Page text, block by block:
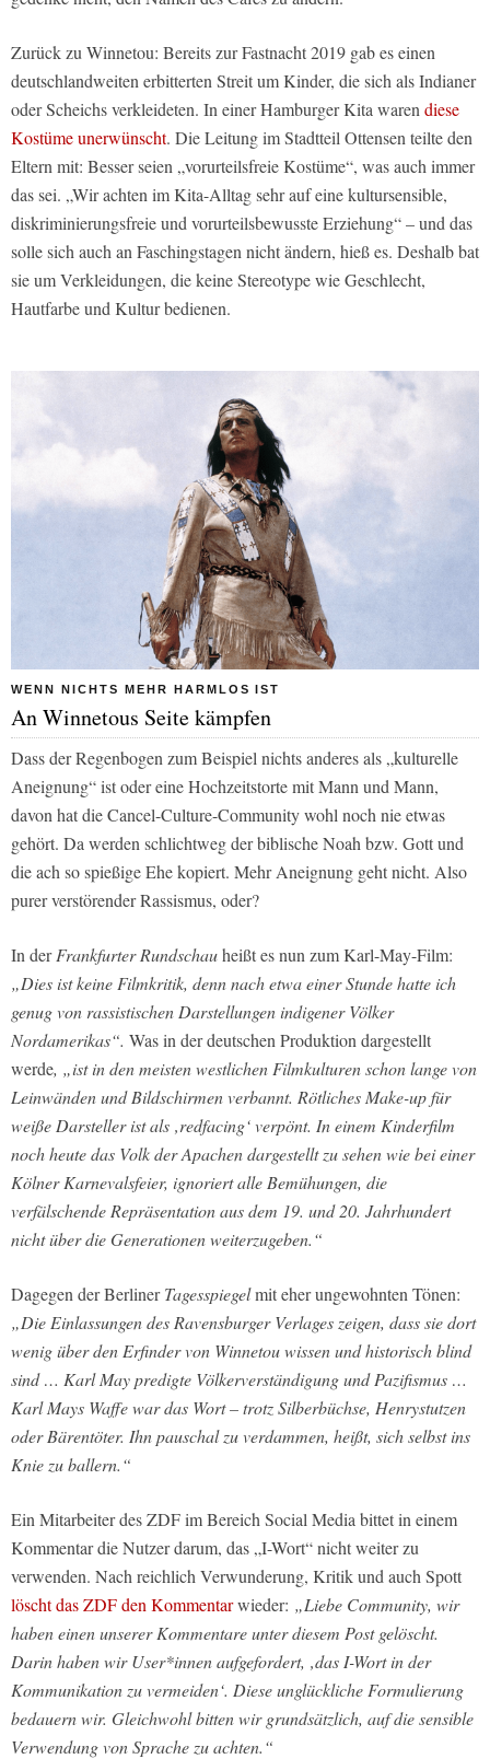
Zurück zu Winnetou: Bereits zur Fastnacht 2019 gab es einen
deutschlandweiten erbitterten Streit um Kinder, die sich als Indianer
oder Scheichs verkleideten. In einer Hamburger Kita waren diese
Kostüme unerwünscht. Die Leitung im Stadtteil Ottensen teilte den
Eltern mit: Besser seien „vorurteilsfreie Kostüme“, was auch immer
das sei. „Wir achten im Kita-Alltag sehr auf eine kultursensible,
diskriminierungsfreie und vorurteilsbewusste Erziehung“ – und das
solle sich auch an Faschingstagen nicht ändern, hieß es. Deshalb bat
sie um Verkleidungen, die keine Stereotype wie Geschlecht,
Hautfarbe und Kultur bedienen.
WENN NICHTS MEHR HARMLOS IST
An Winnetous Seite kämpfen
Dass der Regenbogen zum Beispiel nichts anderes als „kulturelle
Aneignung“ ist oder eine Hochzeitstorte mit Mann und Mann,
davon hat die Cancel-Culture-Community wohl noch nie etwas
gehört. Da werden schlichtweg der biblische Noah bzw. Gott und
die ach so spießige Ehe kopiert. Mehr Aneignung geht nicht. Also
purer verstörender Rassismus, oder?
In derFrankfurter Rundschauheißt es nun zum Karl-May-Film:
„Dies ist keine Filmkritik, denn nach etwa einer Stunde hatte ich
genug von rassistischen Darstellungen indigener Völker
Nordamerikas“. Was in der deutschen Produktion dargestellt
werde, „ist in den meisten westlichen Filmkulturen schon lange von
Leinwänden und Bildschirmen verbannt. Rötliches Make-up für
weiße Darsteller ist als ‚redfacing‘ verpönt. In einem Kinderfilm
noch heute das Volk der Apachen dargestellt zu sehen wie bei einer
Kölner Karnevalsfeier, ignoriert alle Bemühungen, die
verfälschende Repräsentation aus dem 19. und 20. Jahrhundert
nicht über die Generationen weiterzugeben.“
Dagegen der BerlinerTagesspiegelmit eher ungewohnten Tönen:
„Die Einlassungen des Ravensburger Verlages zeigen, dass sie dort
wenig über den Erfinder von Winnetou wissen und historisch blind
sind … Karl May predigte Völkerverständigung und Pazifismus …
Karl Mays Waffe war das Wort – trotz Silberbüchse, Henrystutzen
oder Bärentöter. Ihn pauschal zu verdammen, heißt, sich selbst ins
Knie zu ballern.“
Ein Mitarbeiter des ZDF im Bereich Social Media bittet in einem
Kommentar die Nutzer darum, das „I-Wort“ nicht weiter zu
verwenden. Nach reichlich Verwunderung, Kritik und auch Spott
löscht das ZDF den Kommentarwieder: „Liebe Community, wir
haben einen unserer Kommentare unter diesem Post gelöscht.
Darin haben wir User*innen aufgefordert, ‚das I-Wort in der
Kommunikation zu vermeiden‘. Diese unglückliche Formulierung
bedauern wir. Gleichwohl bitten wir grundsätzlich, auf die sensible
Verwendung von Sprache zu achten.“